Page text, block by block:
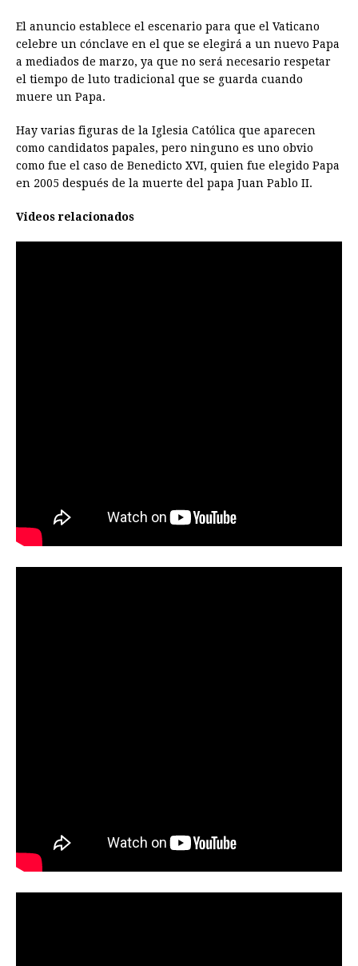
El anuncio establece el escenario para que el Vaticano
celebre un cónclave en el que se elegirá a un nuevo Papa
a mediados de marzo, ya que no será necesario respetar
el tiempo de luto tradicional que se guarda cuando
muere un Papa.
Hay varias figuras de la Iglesia Católica que aparecen
como candidatos papales, pero ninguno es uno obvio
como fue el caso de Benedicto XVI, quien fue elegido Papa
en 2005 después de la muerte del papa Juan Pablo II.
Videos relacionados